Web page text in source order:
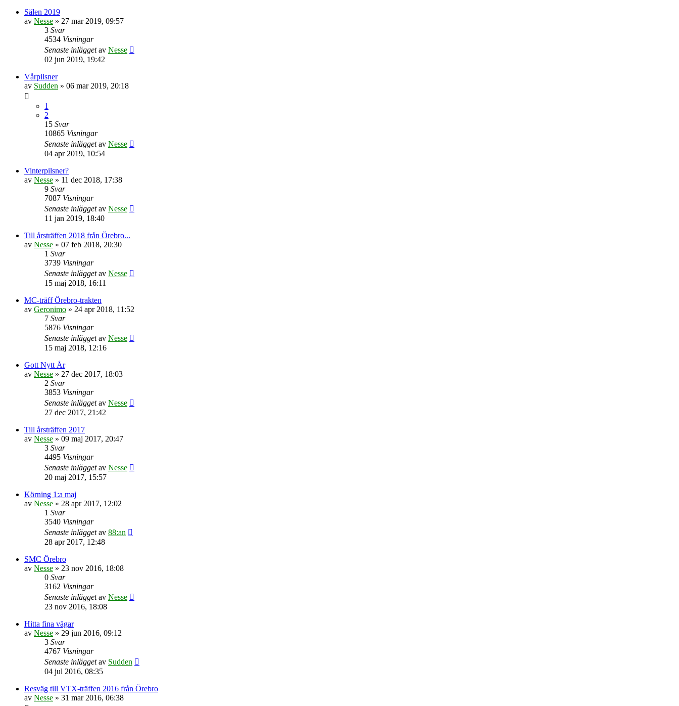
Sälen 2019
av Nesse » 27 mar 2019, 09:57
3 Svar
4534 Visningar
Senaste inläggetav Nesse
02 jun 2019, 19:42
Vårpilsner
av Sudden » 06 mar 2019, 20:18
1
2
15 Svar
10865 Visningar
Senaste inläggetav Nesse
04 apr 2019, 10:54
Vinterpilsner?
av Nesse » 11 dec 2018, 17:38
9 Svar
7087 Visningar
Senaste inläggetav Nesse
11 jan 2019, 18:40
Till årsträffen 2018 från Örebro...
av Nesse » 07 feb 2018, 20:30
1 Svar
3739 Visningar
Senaste inläggetav Nesse
15 maj 2018, 16:11
MC-träff Örebro-trakten
av Geronimo » 24 apr 2018, 11:52
7 Svar
5876 Visningar
Senaste inläggetav Nesse
15 maj 2018, 12:16
Gott Nytt År
av Nesse » 27 dec 2017, 18:03
2 Svar
3853 Visningar
Senaste inläggetav Nesse
27 dec 2017, 21:42
Till årsträffen 2017
av Nesse » 09 maj 2017, 20:47
3 Svar
4495 Visningar
Senaste inläggetav Nesse
20 maj 2017, 15:57
Körning 1:a maj
av Nesse » 28 apr 2017, 12:02
1 Svar
3540 Visningar
Senaste inläggetav 88:an
28 apr 2017, 12:48
SMC Örebro
av Nesse » 23 nov 2016, 18:08
0 Svar
3162 Visningar
Senaste inläggetav Nesse
23 nov 2016, 18:08
Hitta fina vägar
av Nesse » 29 jun 2016, 09:12
3 Svar
4767 Visningar
Senaste inläggetav Sudden
04 jul 2016, 08:35
Resväg till VTX-träffen 2016 från Örebro
av Nesse » 31 mar 2016, 06:38